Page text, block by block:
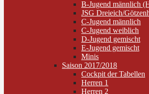
B-Jugend männlich
JSG Dreieich/
C-Jugend männlich
C-Jugend weiblich
D-Jugend gemischt
E-Jugend gemischt
Minis
Saison 2017/2018
Cockpit der Tabellen
Herren 1
Herren 2